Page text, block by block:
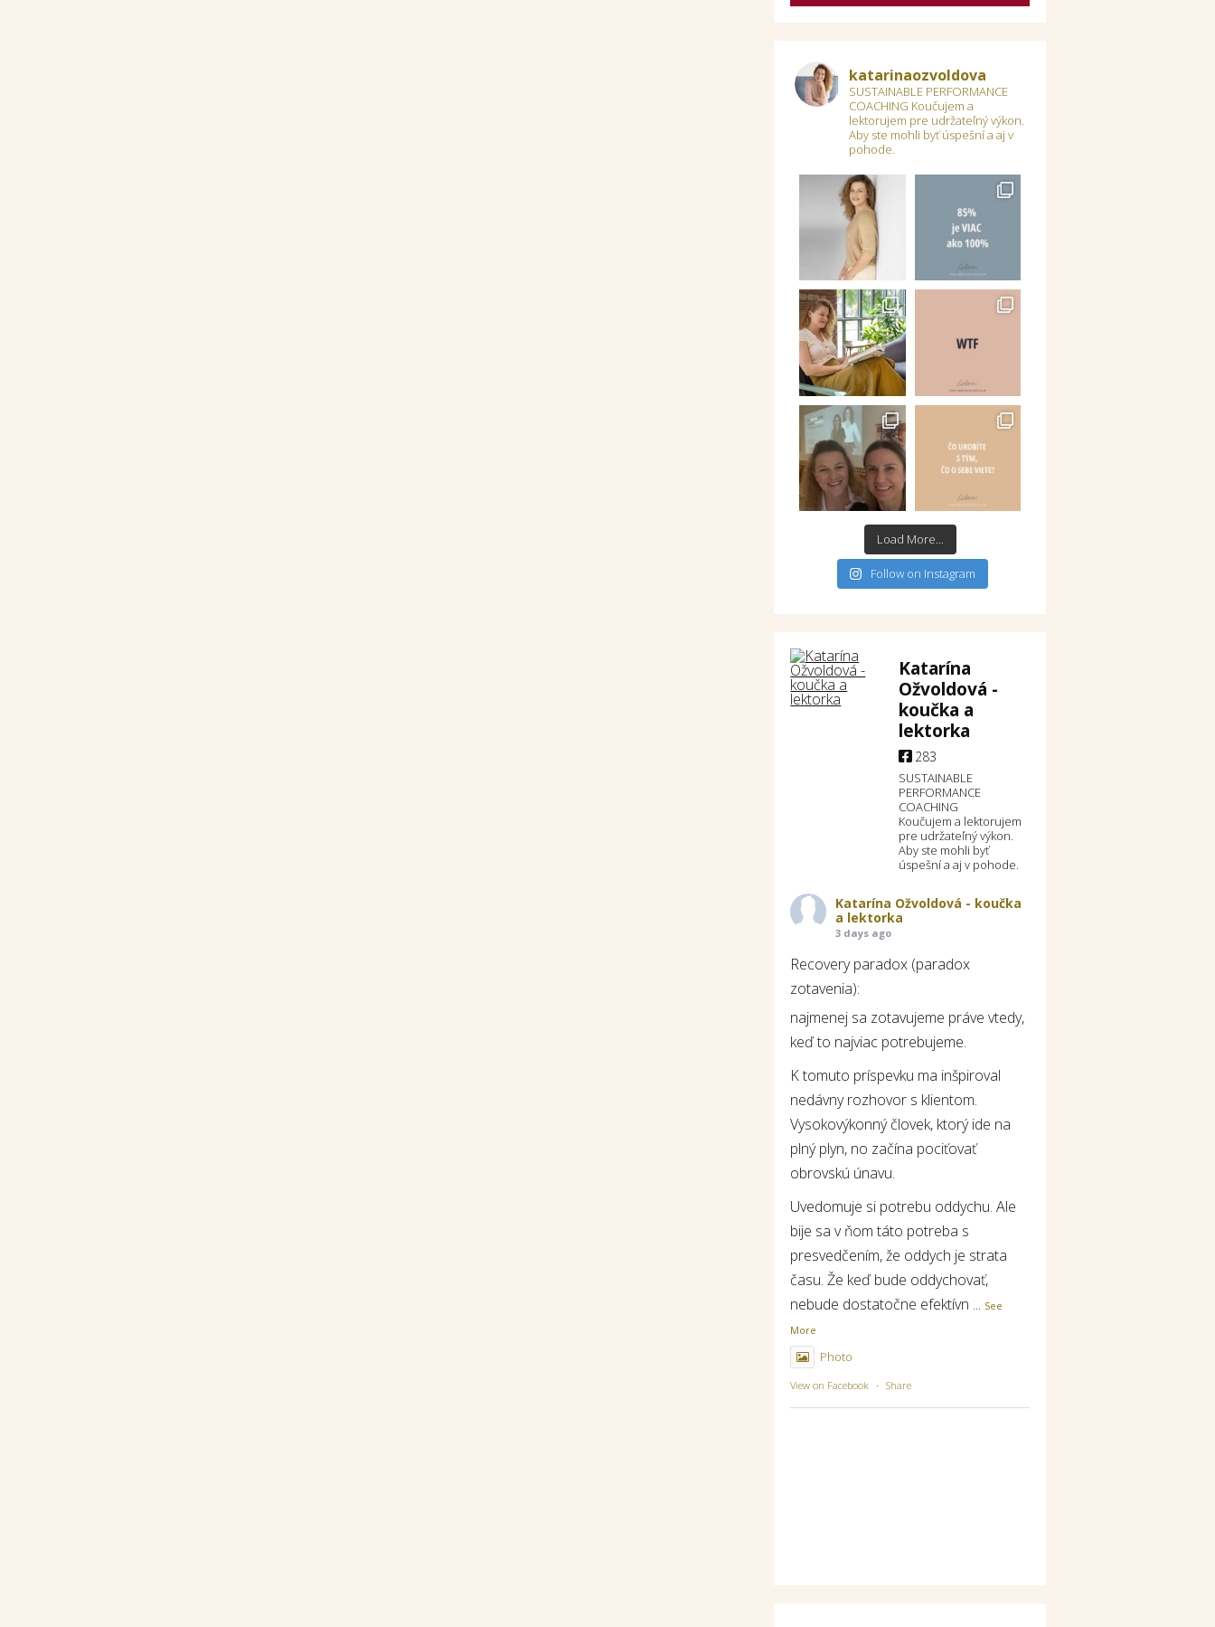
katarinaozvoldova
SUSTAINABLE PERFORMANCE
COACHING Koučujem a
lektorujem pre udržateľný výkon.
Aby ste mohli byť úspešní a aj v
pohode.
Load More...
Follow on Instagram
Katarína
Ožvoldová -
koučka a
lektorka
283
SUSTAINABLE
PERFORMANCE
COACHING
Koučujem a lektorujem
pre udržateľný výkon.
Aby ste mohli byť
úspešní a aj v pohode.
Katarína Ožvoldová - koučka
a lektorka
3 days ago
Recovery paradox (paradox
zotavenia):
najmenej sa zotavujeme práve vtedy,
keď to najviac potrebujeme.
K tomuto príspevku ma inšpiroval
nedávny rozhovor s klientom.
Vysokovýkonný človek, ktorý ide na
plný plyn, no začína pociťovať
obrovskú únavu.
Uvedomuje si potrebu oddychu. Ale
bije sa v ňom táto potreba s
presvedčením, že oddych je strata
času. Že keď bude oddychovať,
nebude dostatočne efektívn ... See
More
Photo
View on Facebook · Share